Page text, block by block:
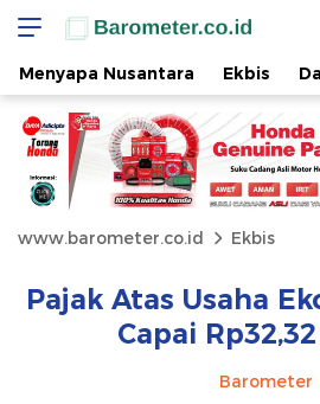
Menyapa Nusantara Ekbis
www.barometer.co.id Ekbis
Pajak Atas Usaha
Capai
Barometer